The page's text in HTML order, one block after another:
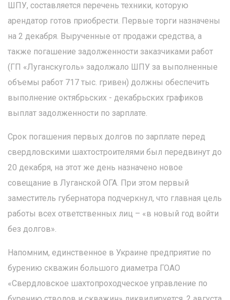
ШПУ, составляется перечень техники, которую
арендатор готов приобрести. Первые торги назначены
на 2 декабря. Вырученные от продажи средства, а
также погашение задолженности заказчиками работ
(ГП «Луганскуголь» задолжало ШПУ за выполненные
объемы работ 717 тыс. гривен) должны обеспечить
выполнение октябрьских - декабрьских графиков
выплат задолженности по зарплате.
Срок погашения первых долгов по зарплате перед
свердловскими шахтостроителями был передвинут до
20 декабря, на этот же день назначено новое
совещание в Луганской ОГА. При этом первый
заместитель губернатора подчеркнул, что главная цель
работы всех ответственных лиц – «в новый год войти
без долгов».
Напомним, единственное в Украине предприятие по
бурению скважин большого диаметра ГОАО
«Свердловское шахтопроходческое управление по